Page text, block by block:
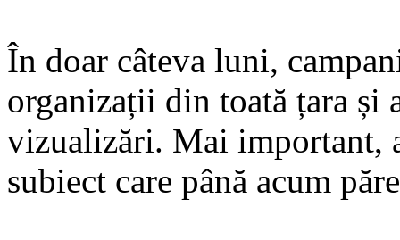
În doar câteva luni,
organizații din toată țara și
vizualizări. Mai important,
subiect care până acum